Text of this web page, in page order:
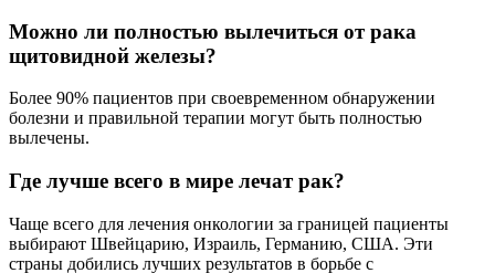
Можно ли полностью вылечиться от рака
щитовидной железы?
Более 90% пациентов при своевременном обнаружении
болезни и правильной терапии могут быть полностью
вылечены.
Где лучше всего в мире лечат рак?
Чаще всего для лечения онкологии за границей пациенты
выбирают Швейцарию, Израиль, Германию, США. Эти
страны добились лучших результатов в борьбе с